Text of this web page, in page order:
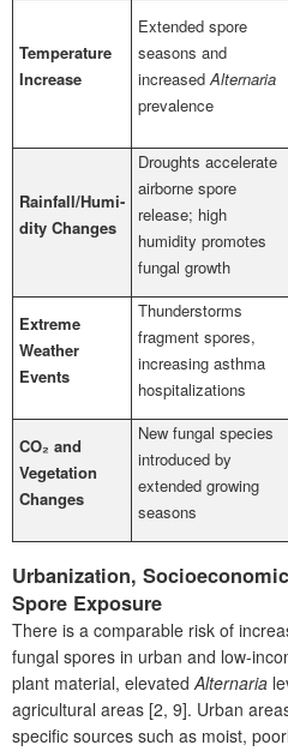
Temperature
Increase
Extended spore
seasons and
increasedAlternaria
prevalence
Rainfall/Humi­
dity Changes
Droughts accelerate
airborne spore
release; high
humidity promotes
fungal growth
Extreme
Weather
Events
Thunderstorms
fragment spores,
increasing asthma
hospitalizations
CO₂ and
Vegetation
Changes
New fungal species
introduced by
extended growing
seasons
Urbanization,
Spore Exposure
There is a comparable risk of
fungal spores in urban and low-
plant material, elevatedAlternaria
agricultural areas [2, 9]. Urban
specific sources such as moist,